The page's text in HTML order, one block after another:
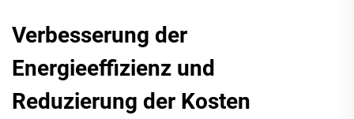
Verbesserung der
Energieeffizienz und
Reduzierung der Kosten